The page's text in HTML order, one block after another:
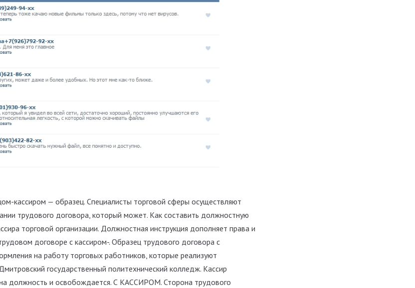
кассиром — образец. Специалисты торговой сферы осуществляют
трудового договора, который может. Как составить должностную
торговой организации. Должностная инструкция дополняет права и
договоре с кассиром-. Образец трудового договора с
на работу торговых работников, которые реализуют
государственный политехнический колледж. Кассир
на должность и освобождается. С КАССИРОМ. Сторона трудового